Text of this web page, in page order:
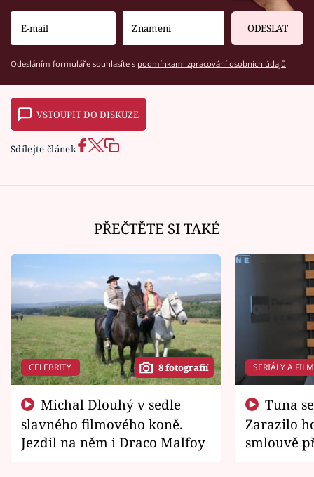
ODESLAT
Odesláním formuláře souhlasíte s podmínkami zpracování osobních údajů
VSTOUPIT DO DISKUZE
Sdílejte článek
PŘEČTĚTE SI TAKÉ
CELEBRITY 8 fotografií
slavného filmového koně.
Jezdil na něm i Draco Malfoy
SERIÁLY A
Zarazilo
smlouvě